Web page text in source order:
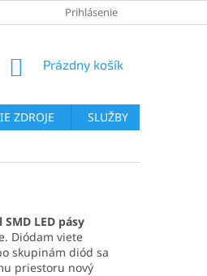
VRÁTENIE TOVARU
Prihlásenie
NÁKUPNÝ
Prázdny košík
ZDROJE SLUŽBY
SMD LED pásy
Diódam viete
skupinám diód sa
priestoru nový